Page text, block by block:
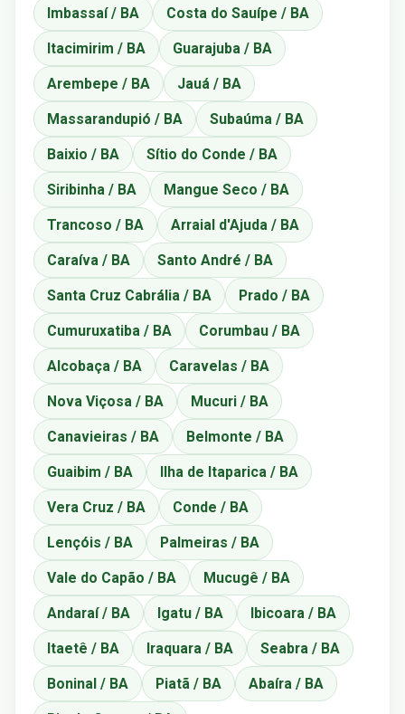
Imbassaí / BA Costa do Sauípe / BA
Itacimirim / BA Guarajuba / BA
Arembepe / BA Jauá / BA
Massarandupió / BA Subaúma / BA
Baixio / BA Sítio do Conde / BA
Siribinha / BA Mangue Seco / BA
Trancoso / BA Arraial d'Ajuda / BA
Caraíva / BA Santo André / BA
Santa Cruz Cabrália / BA Prado / BA
Cumuruxatiba / BA Corumbau / BA
Alcobaça / BA Caravelas / BA
Nova Viçosa / BA Mucuri / BA
Canavieiras / BA Belmonte / BA
Guaibim / BA Ilha de Itaparica / BA
Vera Cruz / BA Conde / BA
Lençóis / BA Palmeiras / BA
Vale do Capão / BA Mucugê / BA
Andaraí / BA Igatu / BA Ibicoara / BA
Itaetê / BA Iraquara / BA Seabra / BA
Boninal / BA Piatã / BA Abaíra / BA